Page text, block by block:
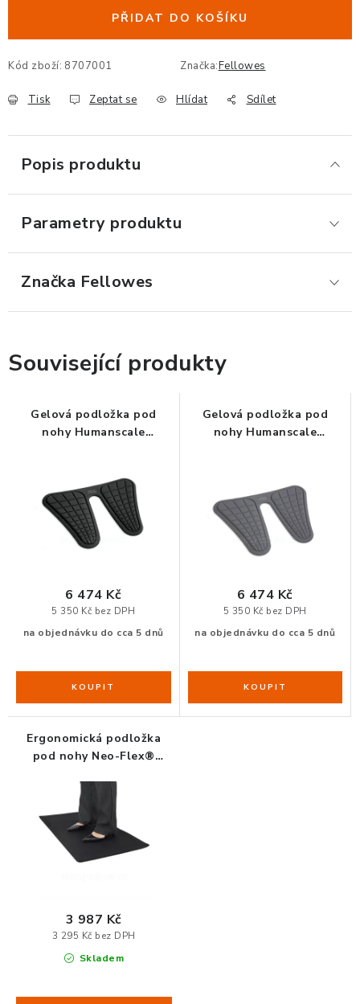
ERGONOMICKÉ PRODUKTY
BEDERNÍ A KRČNÍ OPĚRKY
PODLOŽKY POD NOHY
VÝSUVY A DRŽÁKY NA KLÁVESNICI
DRŽÁKY A ZÁVĚSY PC
STOJANY POD NOTEBOOK
STOJANY NA DOKUMENTY
LED STOLNÍ LAMPY
KANCELÁŘSKÉ POTŘEBY
NÁDOBY NA ODPAD
DESIGN A STYL V KANCELÁŘI
VODNÍ FILTRY
Reklamace, výměna a vrácení
PŘIDAT DO KOŠÍKU
Kód zboží: 8707001 Značka:Fellowes
Tisk Zeptat se Hlídat Sdílet
Popis produktu
Parametry produktu
Značka Fellowes
Související produkty
Gelová podložka pod
nohy Humanscale
na objednávku do cca 5 dnů
5 350 Kč bez DPH
6 474 Kč
Gelová podložka pod
nohy Humanscale
na objednávku do cca 5 dnů
5 350 Kč bez DPH
6 474 Kč
Ergonomická podložka
pod nohy Neo-Flex®
Skladem
3 295 Kč bez DPH
3 987 Kč